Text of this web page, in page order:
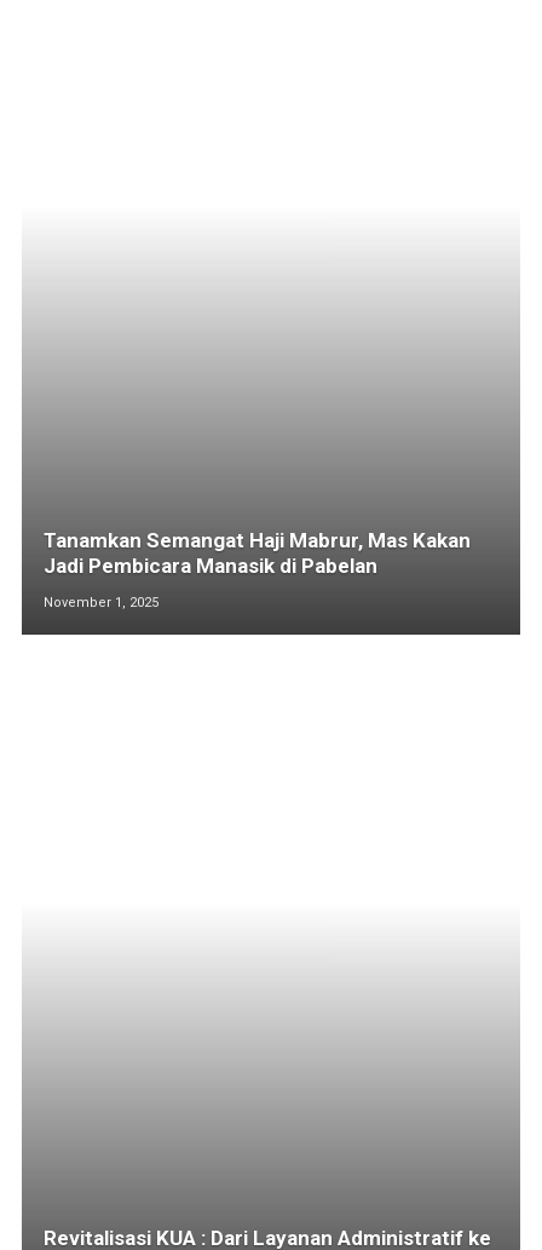
Tanamkan Semangat Haji Mabrur, Mas Kakan
Jadi Pembicara Manasik di Pabelan
November 1, 2025
Revitalisasi KUA : Dari Layanan Administratif ke